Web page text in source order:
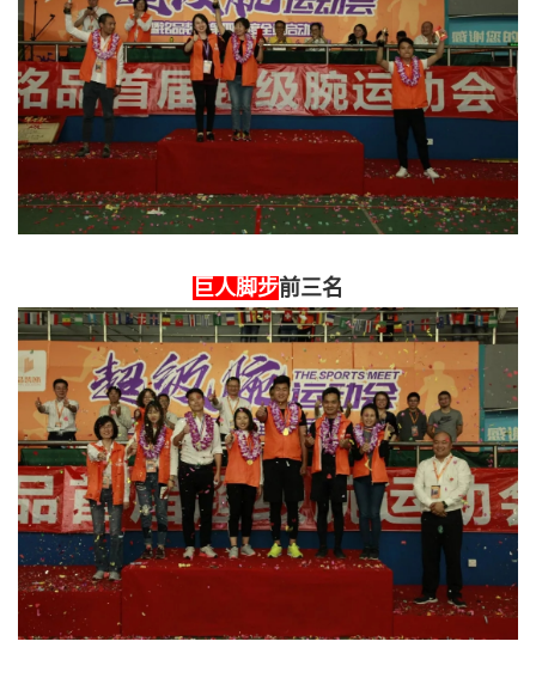
巨人脚步前三名